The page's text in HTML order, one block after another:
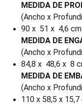
MEDIDA DE
(Ancho x
90 x 51 x 4,6 cm
MEDIDA DE
(Ancho x
84,8 x 48,6 x 8
MEDIDA DE
(Ancho x
110 x 58,5 x 15,7